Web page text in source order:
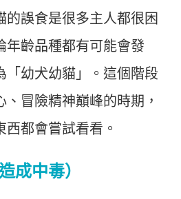
的誤食是很多主人都很困
年齡品種都有可能會發
「幼犬幼貓」。這個階段
冒險精神巔峰的時期，
西都會嘗試看看。
成中毒）